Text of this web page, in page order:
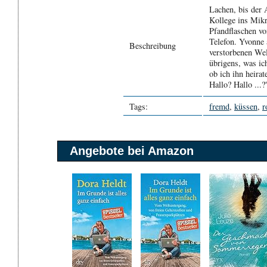
Beschreibung
Lachen, bis der
Kollege ins
Pfandflaschen
Telefon.
verstorbenen
übrigens, was
ob ich ihn
Hallo? Hallo
Tags:
fremd, küssen,
Angebote bei Amazon